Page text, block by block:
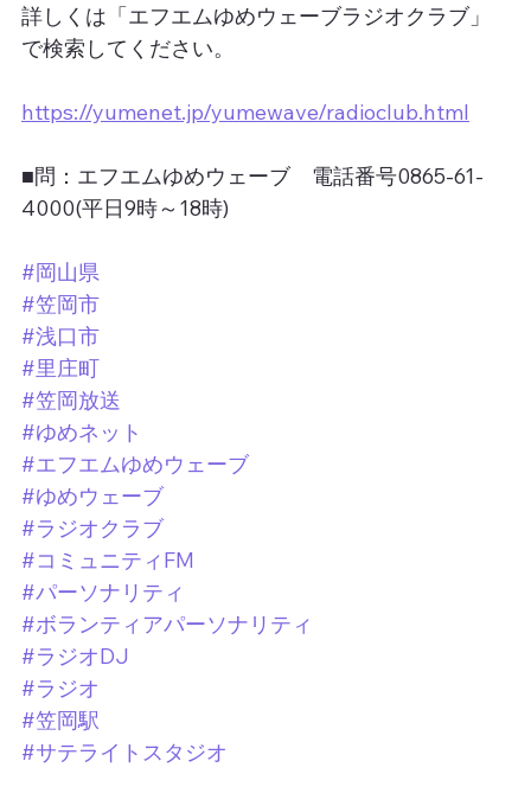
詳しくは「エフエムゆめウェーブラジオクラブ」
で検索してください。
https://yumenet.jp/yumewave/radioclub.html
■問：エフエムゆめウェーブ　電話番号0865-61-
4000(平日9時～18時)
#岡山県
#笠岡市
#浅口市
#里庄町
#笠岡放送
#ゆめネット
#エフエムゆめウェーブ
#ゆめウェーブ
#ラジオクラブ
#コミュニティFM
#パーソナリティ
#ボランティアパーソナリティ
#ラジオDJ
#ラジオ
#笠岡駅
#サテライトスタジオ